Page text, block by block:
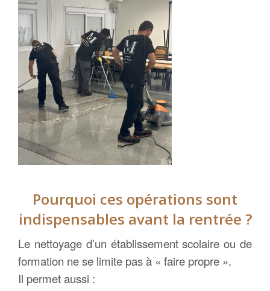
Pourquoi ces opérations sont
indispensables avant la rentrée ?
Le nettoyage d’un établissement scolaire ou de
formation ne se limite pas à « faire propre ».
Il permet aussi :